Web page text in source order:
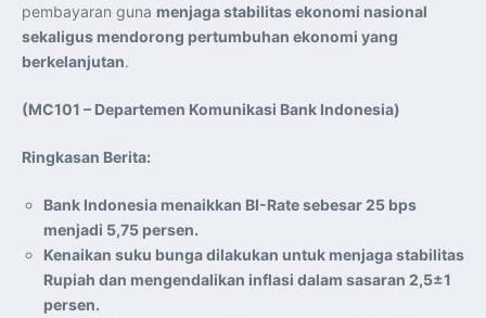
pembayaran guna menjaga stabilitas ekonomi nasional
sekaligus mendorong pertumbuhan ekonomi yang
berkelanjutan.
(MC101 – Departemen Komunikasi Bank Indonesia)
Ringkasan Berita:
Bank Indonesia menaikkan BI-Rate sebesar 25 bps
menjadi 5,75 persen.
Kenaikan suku bunga dilakukan untuk menjaga stabilitas
Rupiah dan mengendalikan inflasi dalam sasaran 2,5±1
persen.